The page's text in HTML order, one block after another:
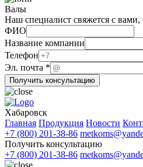
Валы
Наш специалист свяжется с
ФИО
Название компании
Телефон
Название
Телефон
ФИО
Эл. почта *
Получить консультацию
Хабаровск
Главная Продукция Новости
+7 (800) 201-38-86
Получить консультацию
+7 (800) 201-38-86